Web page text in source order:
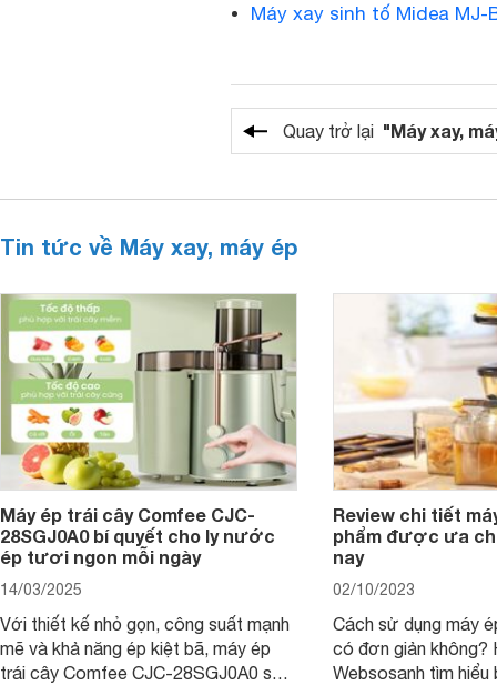
Máy xay sinh tố Midea MJ-
Quay trở lại "Máy xay,
Tin tức về Máy xay, máy ép
Máy ép trái cây Comfee CJC-
28SGJ0A0 bí quyết cho ly nước
ép tươi ngon mỗi ngày
14/03/2025
Với thiết kế nhỏ gọn, công suất mạnh
mẽ và khả năng ép kiệt bã, máy ép
trái cây Comfee CJC-28SGJ0A0 sẽ
Review chi tiết
phẩm được ưa
nay
02/10/2023
Cách sử dụng máy
có đơn giản không?
Websosanh tìm hiểu